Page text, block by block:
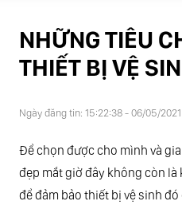
NHỮNG TIÊU
THIẾT BỊ VỆ
Ngày đăng tin: 15:22:38 - 06/05/
Để chọn được cho mình và
đẹp mắt giờ đây không còn là
để đảm bảo thiết bị vệ sinh